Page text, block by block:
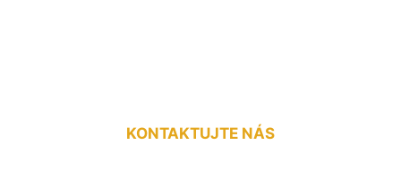
KONTAKTUJTE NÁS